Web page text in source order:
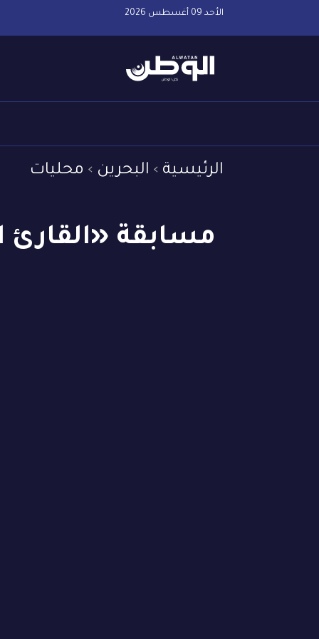
الأحد 09 أغسطس 2026
الرئيسية البحرين محليات
مسابقة «القارئ